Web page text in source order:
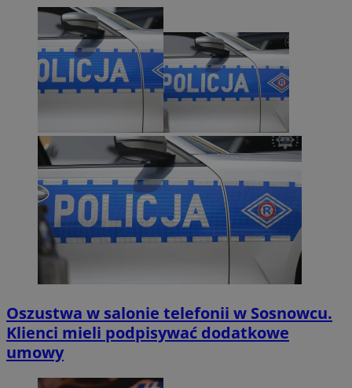
Oszustwa w salonie telefonii w Sosnowcu.
Klienci mieli podpisywać dodatkowe
umowy